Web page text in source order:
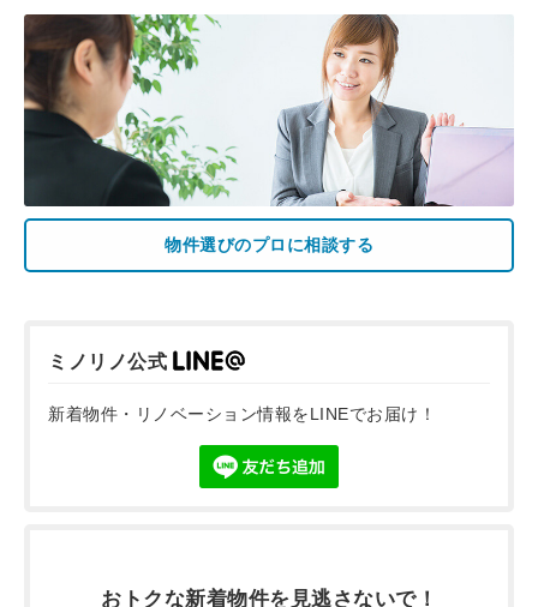
物件選びのプロに相談する
ミノリノ公式
新着物件・リノベーション情報をLINEでお届け！
おトクな新着物件を 見逃さないで！